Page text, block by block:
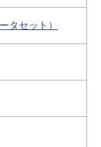
タセット）